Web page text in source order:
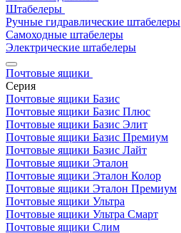
Штабелеры
Ручные гидравлические штабелеры
Самоходные штабелеры
Электрические штабелеры
Почтовые ящики
Серия
Почтовые ящики Базис
Почтовые ящики Базис Плюс
Почтовые ящики Базис Элит
Почтовые ящики Базис Премиум
Почтовые ящики Базис Лайт
Почтовые ящики Эталон
Почтовые ящики Эталон Колор
Почтовые ящики Эталон Премиум
Почтовые ящики Ультра
Почтовые ящики Ультра Смарт
Почтовые ящики Слим